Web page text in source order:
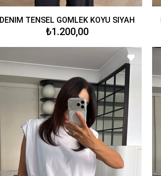
DENİM TENSEL GÖMLEK KOYU SİYAH
₺1.200,00